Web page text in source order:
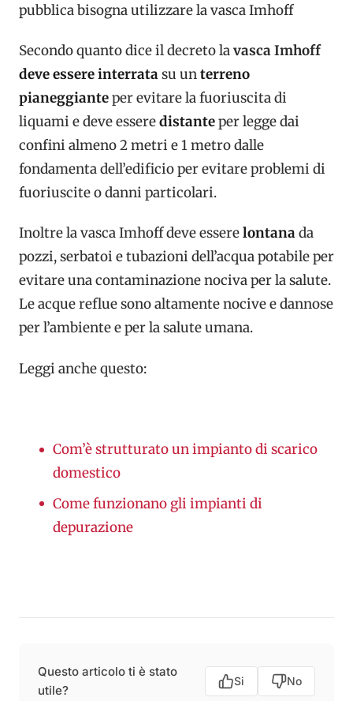
pubblica bisogna utilizzare la vasca Imhoff
Secondo quanto dice il decreto lavasca Imhoff
deve essere interratasu unterreno
pianeggianteper evitare la fuoriuscita di
liquami e deve esseredistanteper legge dai
confini almeno 2 metri e 1 metro dalle
fondamenta dell’edificio per evitare problemi di
fuoriuscite o danni particolari.
Inoltre la vasca Imhoff deve esserelontanada
pozzi, serbatoi e tubazioni dell’acqua potabile per
evitare una contaminazione nociva per la salute.
Le acque reflue sono altamente nocive e dannose
per l’ambiente e per la salute umana.
Leggi anche questo:
Com’è strutturato un impianto di scarico
domestico
Come funzionano gli impianti di
depurazione
Questo articolo ti è stato
utile?
Si No